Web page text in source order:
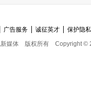
广告服务 诚征英才
保护隐
媒体
版权所有 Copyright ©